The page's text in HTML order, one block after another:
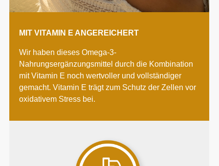
MIT VITAMIN E ANGEREICHERT
Wir haben dieses Omega-3-
Nahrungsergänzungsmittel durch die Kombination
mit Vitamin E noch wertvoller und vollständiger
gemacht. Vitamin E trägt zum Schutz der Zellen vor
oxidativem Stress bei.